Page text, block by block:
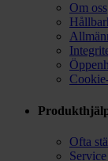
Om oss
Ofta
Service